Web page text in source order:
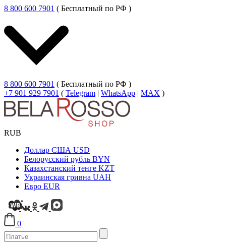
8 800 600 7901 ( Бесплатный по РФ )
8 800 600 7901 ( Бесплатный по РФ )
+7 901 929 7901 ( Telegram | WhatsApp | MAX )
RUB
Доллар США USD
Белорусский рубль BYN
Казахстанский тенге KZT
Украинская гривна UAH
Евро EUR
0